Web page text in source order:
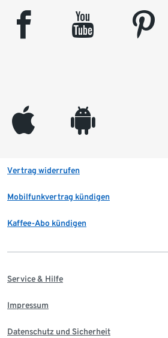
facebook youtube pinterest
appleinc android
Vertrag widerrufen
Mobilfunkvertrag kündigen
Kaffee-Abo kündigen
Service & Hilfe
Impressum
Datenschutz und Sicherheit